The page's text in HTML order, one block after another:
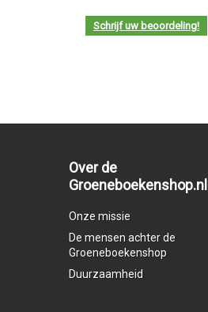
Schrijf uw beoordeling!
Over de
Groeneboekenshop.nl
Onze missie
De mensen achter de
Groeneboekenshop
Duurzaamheid